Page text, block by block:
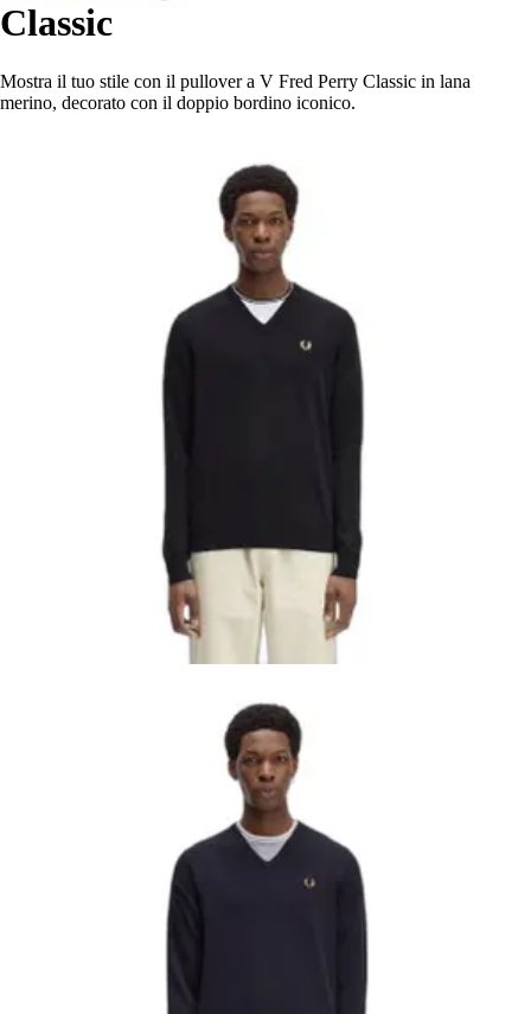
Classic
Mostra il tuo stile con il pullover a V Fred Perry Classic in lana
merino, decorato con il doppio bordino iconico.